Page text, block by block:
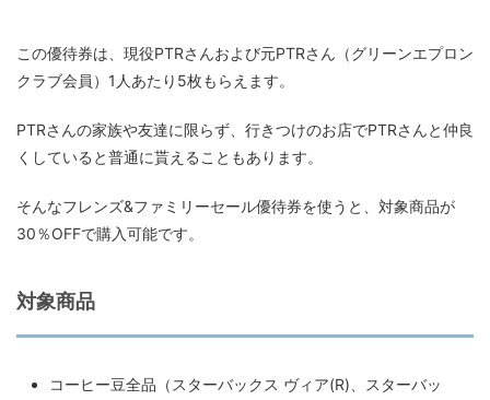
この優待券は、現役PTRさんおよび元PTRさん（グリーンエプロン
クラブ会員）1人あたり5枚もらえます。
PTRさんの家族や友達に限らず、行きつけのお店でPTRさんと仲良
くしていると普通に貰えることもあります。
そんなフレンズ&ファミリーセール優待券を使うと、対象商品が
30％OFFで購入可能です。
対象商品
コーヒー豆全品（スターバックス ヴィア(R)、スターバッ